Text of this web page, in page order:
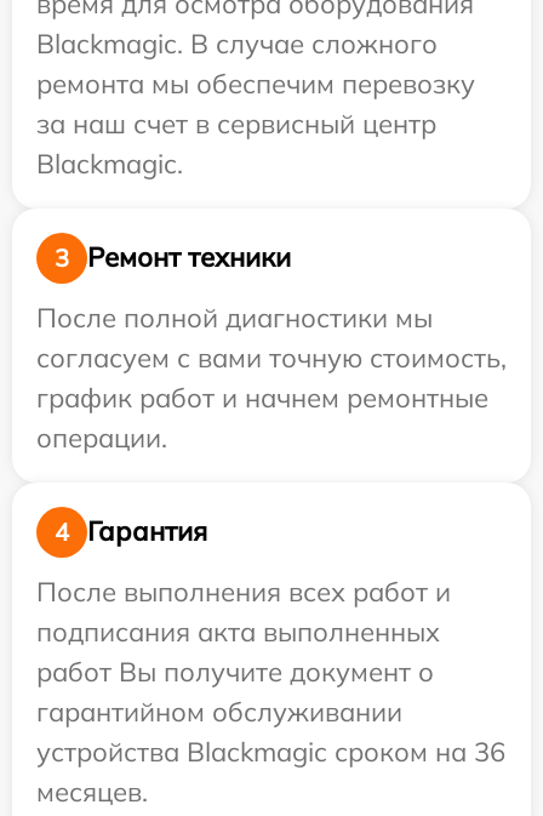
Blackmagic. В случае сложного
ремонта мы обеспечим перевозку
за наш счет в сервисный центр
Blackmagic.
3
Ремонт техники
После полной диагностики мы
согласуем с вами точную стоимость,
график работ и начнем ремонтные
операции.
4
Гарантия
После выполнения всех работ и
подписания акта выполненных
работ Вы получите документ о
гарантийном обслуживании
устройства Blackmagic сроком на 36
месяцев.